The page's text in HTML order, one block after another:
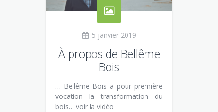
5 janvier 2019
À propos de Bellême
Bois
… Bellême Bois a pour première
vocation la transformation du
bois… voir la vidéo